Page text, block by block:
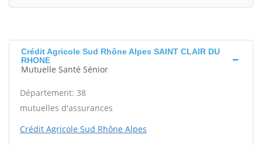
Crédit Agricole Sud Rhône Alpes SAINT CLAIR DU
RHONE
Mutuelle Santé Sénior
Département: 38
mutuelles d'assurances
Crédit Agricole Sud Rhône Alpes